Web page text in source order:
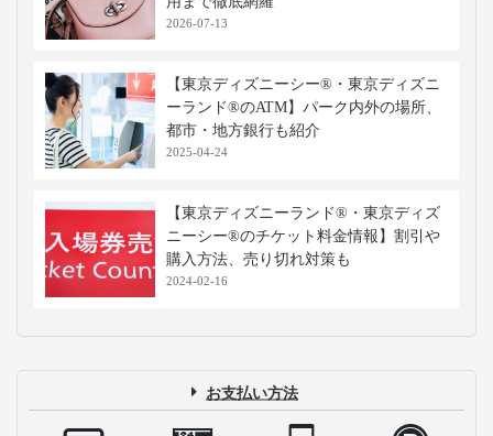
2026-07-13
【東京ディズニーシー®・東京ディズニ
ーランド®のATM】パーク内外の場所、
都市・地方銀行も紹介
2025-04-24
【東京ディズニーランド®・東京ディズ
ニーシー®のチケット料金情報】割引や
購入方法、売り切れ対策も
2024-02-16
お支払い方法